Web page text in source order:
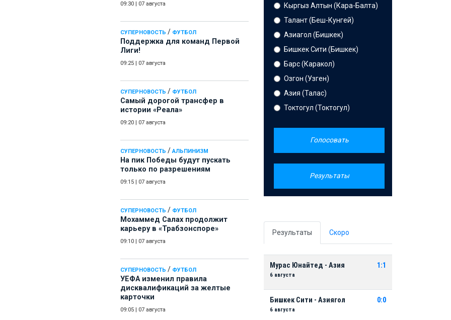
09:30 07 августа
СУПЕРНОВОСТЬ / ФУТБОЛ
Поддержка для команд Первой
Лиги!
09:25 07 августа
СУПЕРНОВОСТЬ / ФУТБОЛ
Самый дорогой трансфер в
истории «Реала»
09:20 07 августа
СУПЕРНОВОСТЬ / АЛЬПИНИЗМ
На пик Победы будут пускать
только по разрешениям
09:15 07 августа
СУПЕРНОВОСТЬ / ФУТБОЛ
Мохаммед Салах продолжит
карьеру в «Трабзонспоре»
09:10 07 августа
СУПЕРНОВОСТЬ / ФУТБОЛ
УЕФА изменил правила
дисквалификаций за желтые
карточки
09:05 07 августа
Кыргыз Алтын (Кара-Балта)
Талант (Беш-Кунгей)
Азиагол (Бишкек)
Бишкек Сити (Бишкек)
Барс (Каракол)
Озгон (Узген)
Азия (Талас)
Токтогул (Токтогул)
Голосовать
Результаты
Результаты Скоро
Мурас Юнайтед - Азия
6 августа
1:1
Бишкек Сити - Азиягол
6 августа
0:0